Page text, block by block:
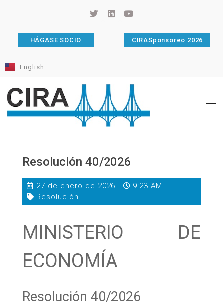
HÁGASE SOCIO CIRASponsoreo 2026
English
Resolución 40/2026
27 de enero de 2026
9:23 AM
Resolución
MINISTERIO DE
ECONOMÍA
Resolución 40/2026